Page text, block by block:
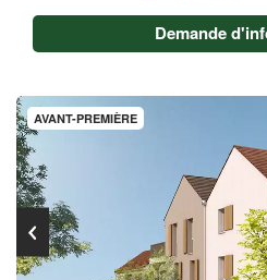
Demande
AVANT-PREMIÈRE